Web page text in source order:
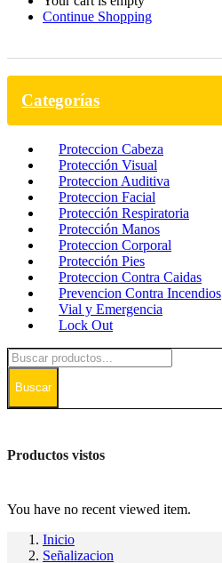
Continue Shopping
Categorías
Proteccion Cabeza
Protección Visual
Proteccion Auditiva
Proteccion Facial
Protección Respiratoria
Protección Manos
Proteccion Corporal
Protección Pies
Proteccion Contra Caidas
Prevencion Contra Incendios
Vial y Emergencia
Lock Out
Buscar
Productos vistos
You have no recent viewed item.
Inicio
Señalizacion